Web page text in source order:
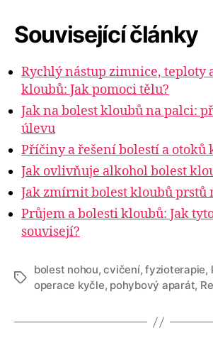
Související články
Rychlý nástup zimnice, teploty
kloubů: Jak pomoci tělu?
Jak na bolest kloubů na palci:
úlevu
Příčiny a řešení bolestí a otoků
Jak ovlivňuje alkohol bolest
Jak zmírnit bolest kloubů prstů
Průjem a bolesti kloubů: Jak
souvisejí?
Štítky
bolest nohou,cvičení,fyzioterapie,
operace kyčle, pohybový aparát,